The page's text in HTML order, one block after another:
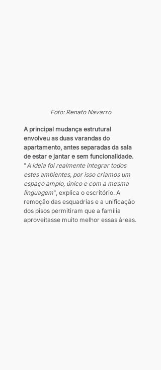
Foto: Renato Navarro
A principal mudança estrutural
envolveu as duas varandas do
apartamento, antes separadas da sala
de estar e jantar e sem funcionalidade.
"A ideia foi realmente integrar todos
estes ambientes, por isso criamos um
espaço amplo, único e com a mesma
linguagem", explica o escritório. A
remoção das esquadrias e a unificação
dos pisos permitiram que a família
aproveitasse muito melhor essas áreas.